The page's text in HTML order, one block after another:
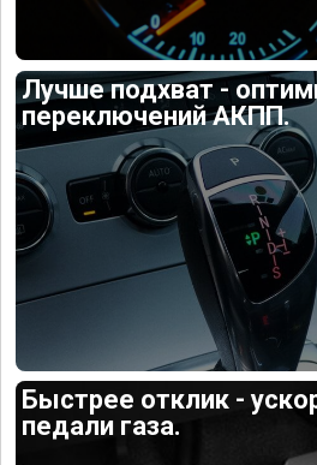
Лучше подхват -
переключений АКПП.
Быстрее отклик -
педали газа.